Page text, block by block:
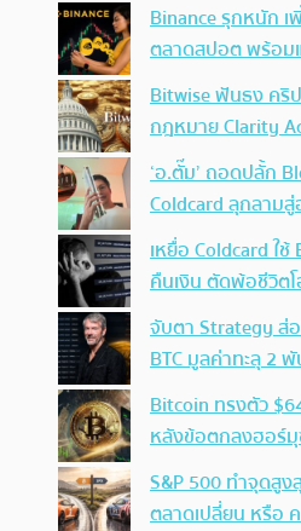
Binance รุกหนัก เ
ตลาดสปอต พร้อม
Bitwise ฟันธง คริป
กฎหมาย Clarity
‘อ.ตั๊ม’ ถอดปลั้ก
Coldcard ลุกลาม
เหยื่อ Coldcard ใ
คืนเงิน ตัดพ้อชีวิต
จับตา Strategy ส่
BTC มูลค่าทะลุ 2
Bitcoin ทรงตัว
หลังข้อตกลงฮอร์
S&P 500 ทำจุดสู
ตลาดเปลี่ยน หรือ